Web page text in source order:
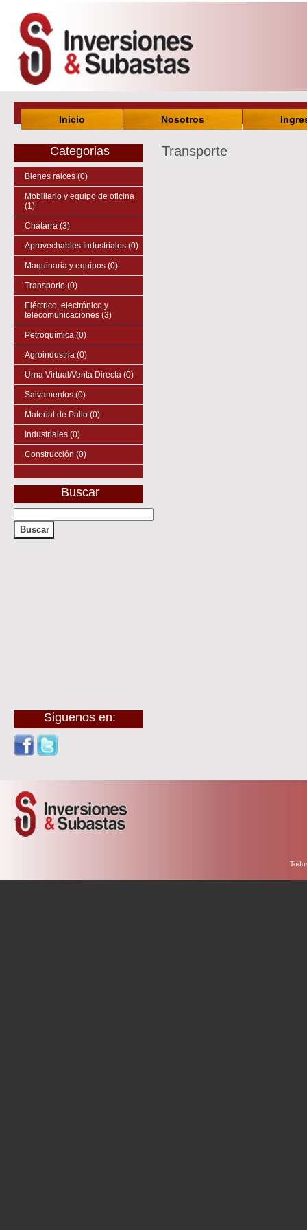
Inicio Nosotros
Categorias
Bienes raices (0)
Mobiliario y equipo de oficina
(1)
Chatarra (3)
Aprovechables Industriales (0)
Maquinaria y equipos (0)
Transporte (0)
Eléctrico, electrónico y
telecomunicaciones (3)
Petroquímica (0)
Agroindustria (0)
Urna Virtual/Venta Directa (0)
Salvamentos (0)
Material de Patio (0)
Industriales (0)
Construcción (0)
Buscar
Siguenos en:
Transporte